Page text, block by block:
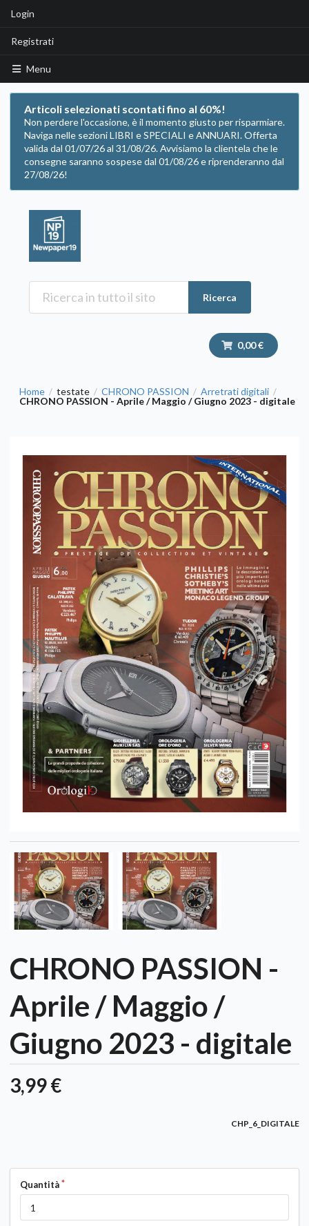
Login
Registrati
Menu
Articoli selezionati scontati fino al 60%!
Non perdere l'occasione, è il momento giusto per risparmiare.
Naviga nelle sezioni LIBRI e SPECIALI e ANNUARI. Offerta
valida dal 01/07/26 al 31/08/26. Avvisiamo la clientela che le
consegne saranno sospese dal 01/08/26 e riprenderanno dal
27/08/26!
Ricerca
0,00 €
Home / testate / CHRONO PASSION / Arretrati digitali /
CHRONO PASSION - Aprile / Maggio / Giugno 2023 - digitale
CHRONO PASSION -
Aprile / Maggio /
Giugno 2023 - digitale
3,99 €
CHP_6_DIGITALE
Quantità